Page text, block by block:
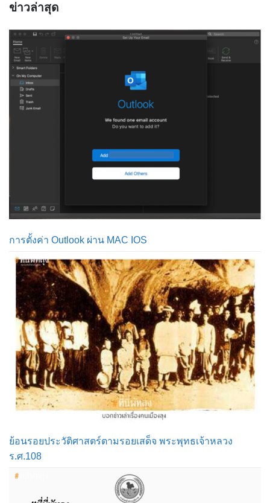
ข่าวล่าสุด
การตั้งค่า Outlook ผ่าน MAC IOS
ย้อนรอยประวัติศาสตร์ตามรอยเสด็จ พระพุทธเจ้าหลวง
ร.ศ.108